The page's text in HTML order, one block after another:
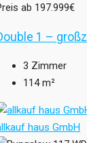
ab 197.999€
1 –
3 Zimmer
114 m²
haus GmbH